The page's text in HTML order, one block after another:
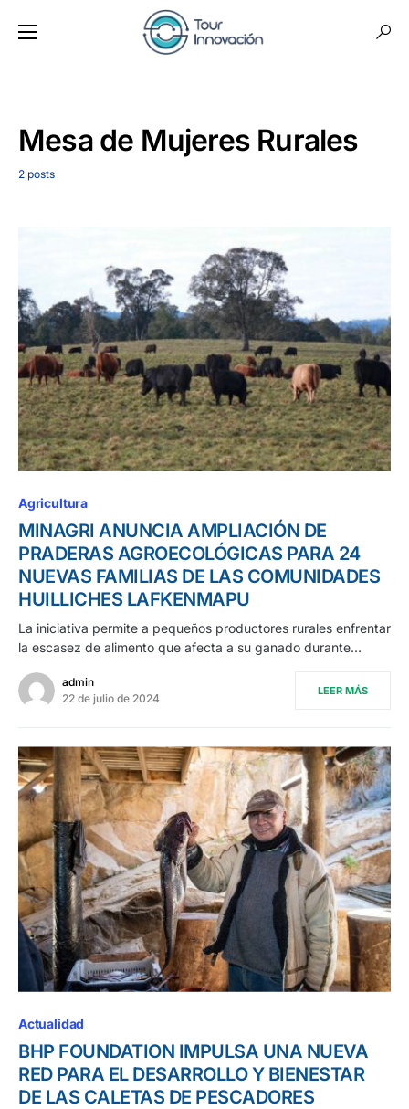
Mesa de Mujeres Rurales
2 posts
Agricultura
MINAGRI ANUNCIA AMPLIACIÓN DE
PRADERAS AGROECOLÓGICAS PARA 24
NUEVAS FAMILIAS DE LAS COMUNIDADES
HUILLICHES LAFKENMAPU
La iniciativa permite a pequeños productores rurales enfrentar
la escasez de alimento que afecta a su ganado durante…
admin
22 de julio de 2024
LEER MÁS
Actualidad
BHP FOUNDATION IMPULSA UNA NUEVA
RED PARA EL DESARROLLO Y BIENESTAR
DE LAS CALETAS DE PESCADORES